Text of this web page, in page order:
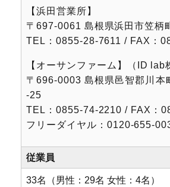
【浜⽥営業所】
〒697-0061 島根県浜⽥市笠柄
TEL：0855-28-7611 / FAX：
【オーサンファーム】（ID lab
〒696-0003 島根県⾢智郡川本
-25
TEL：0855-74-2210 / FAX：
フリーダイヤル：0120-655-
従業員
33名（男性：29名 女性：4名）